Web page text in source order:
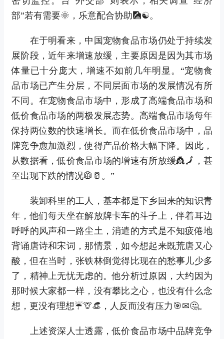
部”若有需要🌞，乐意配合协助🎑☯。
在于明看来，中国宠物食品市场仍处于持续发
展阶段，近年来增速放缓，主要原因是因为其市场
体量已十分庞大，增速不如前几年明显。“宠物食
品市场已产生分层，不同层面市场的发展情况有所
不同。在宠物食品市场中，形成了高端食品市场和
低价食品市场的两极发展态势。高端食品市场每年
保持两位数的快速增长。而在低价食品市场中，品
牌竞争愈加激烈，使得产品价格大幅下降。因此，
从数据看，低价食品市场的增速有所放缓👸🗾，甚
至出现下跌的情况🥼🥛。”
装卸科里的工人，基本都是下乡回来的知识青
年，他们每天坐在解放牌卡车的斗子上，伴着耳边
呼呼的风声和一路尘土，消遣的方式是不知疲倦地
背诵唐诗和宋词，那情景，如今想起来既荒唐又心
酸，但在当时，张铁林倒觉得比现在的愁事儿少多
了，精神上无忧无虑的。他分析过原因，大约因为
那时候大家都一样，没有攀比之心，也没有什么念
想，更没有理想☔🦒👒，人反而没有压力🎯✉🤔。
上述资深人士透露，低价食品市场中品牌竞争